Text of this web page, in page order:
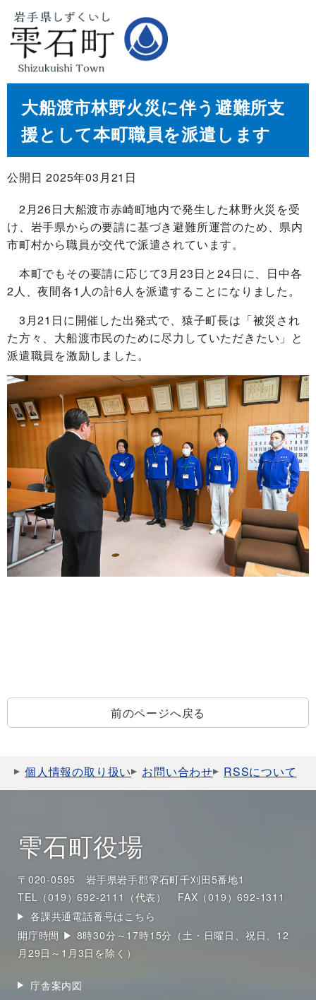
大船渡市林野火災に伴う避難所支
援として本町職員を派遣します
公開日 2025年03月21日
2月26日大船渡市赤崎町地内で発生した林野火災を受
け、岩手県からの要請に基づき避難所運営のため、県内
市町村から職員が交代で派遣されています。
本町でもその要請に応じて3月23日と24日に、日中各
2人、夜間各1人の計6人を派遣することになりました。
3月21日に開催した出発式で、猿子町長は「被災され
た方々、大船渡市民のために尽力していただきたい」と
派遣職員を激励しました。
前のページへ戻る
個人情報の取り扱い お問い合わせ RSSについて
雫石町役場
〒020-0595 岩手県岩手郡雫石町千刈田5番地1
TEL（019）692-2111（代表）
FAX（019）692-1311
各課共通電話番号はこちら
開庁時間 ▶ 8時30分～17時15分（土・日曜日、祝日、12
月29日～1月3日を除く）
庁舎案内図